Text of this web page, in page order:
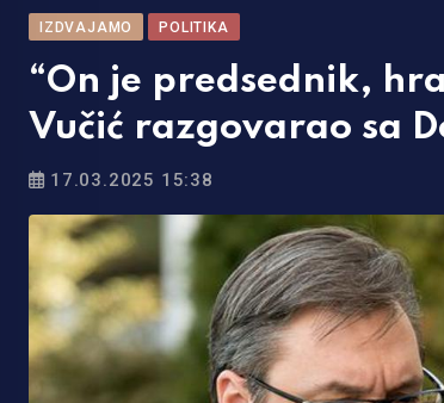
IZDVAJAMO POLITIKA
“On je predsednik,
Vučić razgovarao sa
17.03.2025 15:38